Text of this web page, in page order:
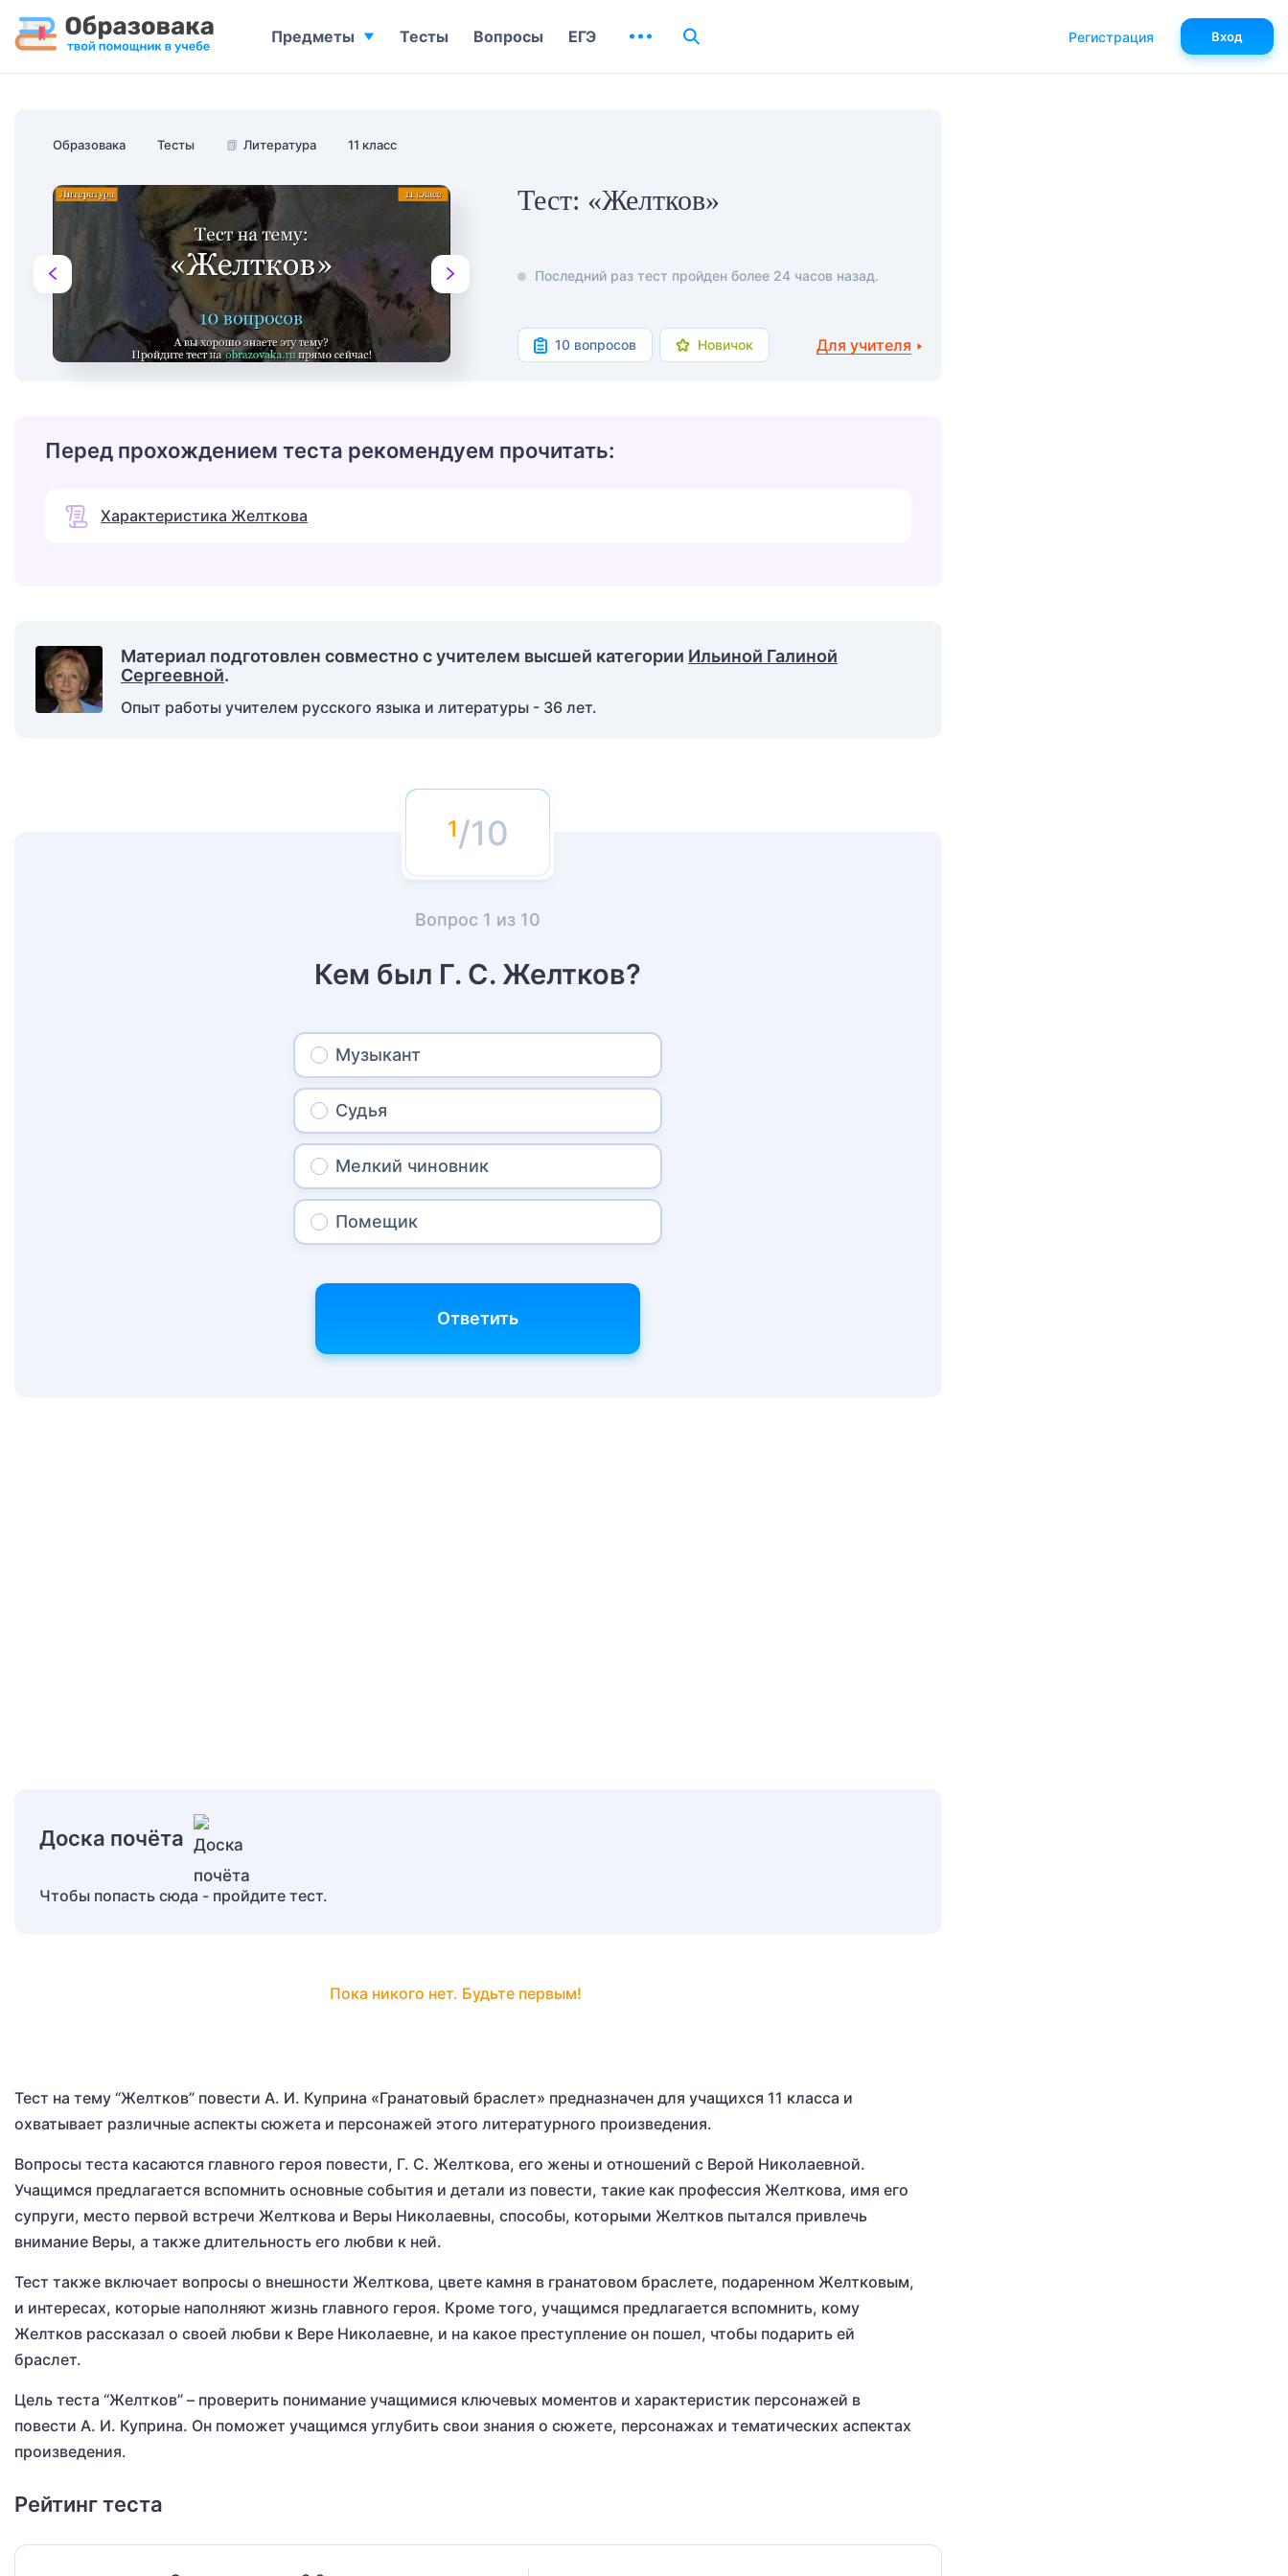
Образовака Тесты 📗 Литература 11 класс
Тест: «Желтков»
Последний раз тест пройден более 24 часов назад.
10 вопросов Новичок Для учителя
Перед прохождением теста рекомендуем прочитать:
Характеристика Желткова
Материал подготовлен совместно с учителем высшей категории Ильиной Галиной
Сергеевной.
Опыт работы учителем русского языка и литературы - 36 лет.
/10
Вопрос 1 из 10
Кем был Г. С. Желтков?
Музыкант
Судья
Мелкий чиновник
Помещик
Ответить
Доска почёта
Чтобы попасть сюда - пройдите тест.
Пока никого нет. Будьте первым!
Тест на тему “Желтков” повести А. И. Куприна «Гранатовый браслет» предназначен для учащихся 11 класса и
охватывает различные аспекты сюжета и персонажей этого литературного произведения.
Вопросы теста касаются главного героя повести, Г. С. Желткова, его жены и отношений с Верой Николаевной.
Учащимся предлагается вспомнить основные события и детали из повести, такие как профессия Желткова, имя его
супруги, место первой встречи Желткова и Веры Николаевны, способы, которыми Желтков пытался привлечь
внимание Веры, а также длительность его любви к ней.
Тест также включает вопросы о внешности Желткова, цвете камня в гранатовом браслете, подаренном Желтковым,
и интересах, которые наполняют жизнь главного героя. Кроме того, учащимся предлагается вспомнить, кому
Желтков рассказал о своей любви к Вере Николаевне, и на какое преступление он пошел, чтобы подарить ей
браслет.
Цель теста “Желтков” – проверить понимание учащимися ключевых моментов и характеристик персонажей в
повести А. И. Куприна. Он поможет учащимся углубить свои знания о сюжете, персонажах и тематических аспектах
произведения.
Рейтинг теста
Предметы Тесты Вопросы ЕГЭ Регистрация Вход